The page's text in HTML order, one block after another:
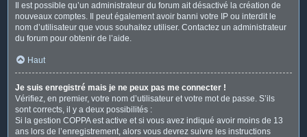
Il est possible qu’un administrateur du forum ait désactivé la création de
nouveaux comptes. Il peut également avoir banni votre IP ou interdit le
nom d’utilisateur que vous souhaitez utiliser. Contactez un administrateur
du forum pour obtenir de l’aide.
Haut
Je suis enregistré mais je ne peux pas me connecter !
Vérifiez, en premier, votre nom d’utilisateur et votre mot de passe. S’ils
sont corrects, il y a deux possibilités :
Si la gestion COPPA est active et si vous avez indiqué avoir moins de 13
ans lors de l’enregistrement, alors vous devrez suivre les instructions